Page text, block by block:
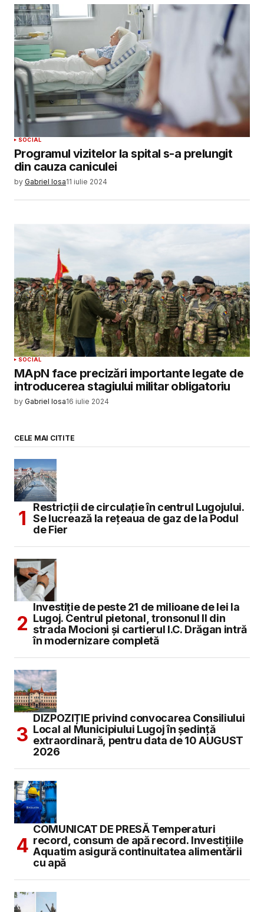
SOCIAL
Programul vizitelor la spital s-a prelungit
din cauza caniculei
by Gabriel Iosa11 iulie 2024
SOCIAL
MApN face precizări importante legate de
introducerea stagiului militar obligatoriu
by Gabriel Iosa16 iulie 2024
CELE MAI CITITE
Restricții de circulație în centrul Lugojului.
Se lucrează la rețeaua de gaz de la Podul
de Fier
Investiție de peste 21 de milioane de lei la
Lugoj. Centrul pietonal, tronsonul II din
strada Mocioni și cartierul I.C. Drăgan intră
în modernizare completă
DIZPOZIȚIE privind convocarea Consiliului
Local al Municipiului Lugoj în şedinţă
extraordinară, pentru data de 10 AUGUST
2026
COMUNICAT DE PRESĂ Temperaturi
record, consum de apă record. Investițiile
Aquatim asigură continuitatea alimentării
cu apă